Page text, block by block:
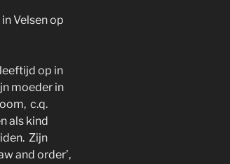
Velsen op
op in
moeder in
c.q.
als kind
Zijn
and order’,